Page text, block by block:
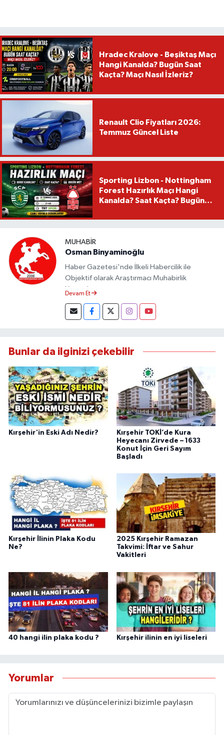
Hradec Kralove - Beşiktaş Maçı
Hangi Kanalda? Bugün Saat
Kaçta? Maçı Nasıl İzleriz?
Renault Clio Fiyatları 2026:
Temmuz Güncel Liste
Sporting Lizbon - Nottingham
Forest Hazırlık Maçı Hangi
Kanalda? Saat Kaçta? Bugün
MUHABIR
Osman Binyaminoğlu
Haber Gazetesi'nde İlkeli Habercilik ile
Objektif olarak Araştırmacı Muhabirlik
Yapmaktayım.
Devam Et
Bunlar da ilginizi çekebilir
Kırşehir'in Eski Adı Nedir?
Kırşehir TOKİ’de Kura
Heyecanı Zirvede – 1633
Konut İçin Geri Sayım
Başladı
Kırşehir İlinin Plaka Kodu
Ne?
2025 Kırşehir Ramazan
Takvimi: İftar ve Sahur
Vakitleri
40 hangi ilin plaka kodu ? Kırşehir ilinin en iyi liseleri
Yorumlar